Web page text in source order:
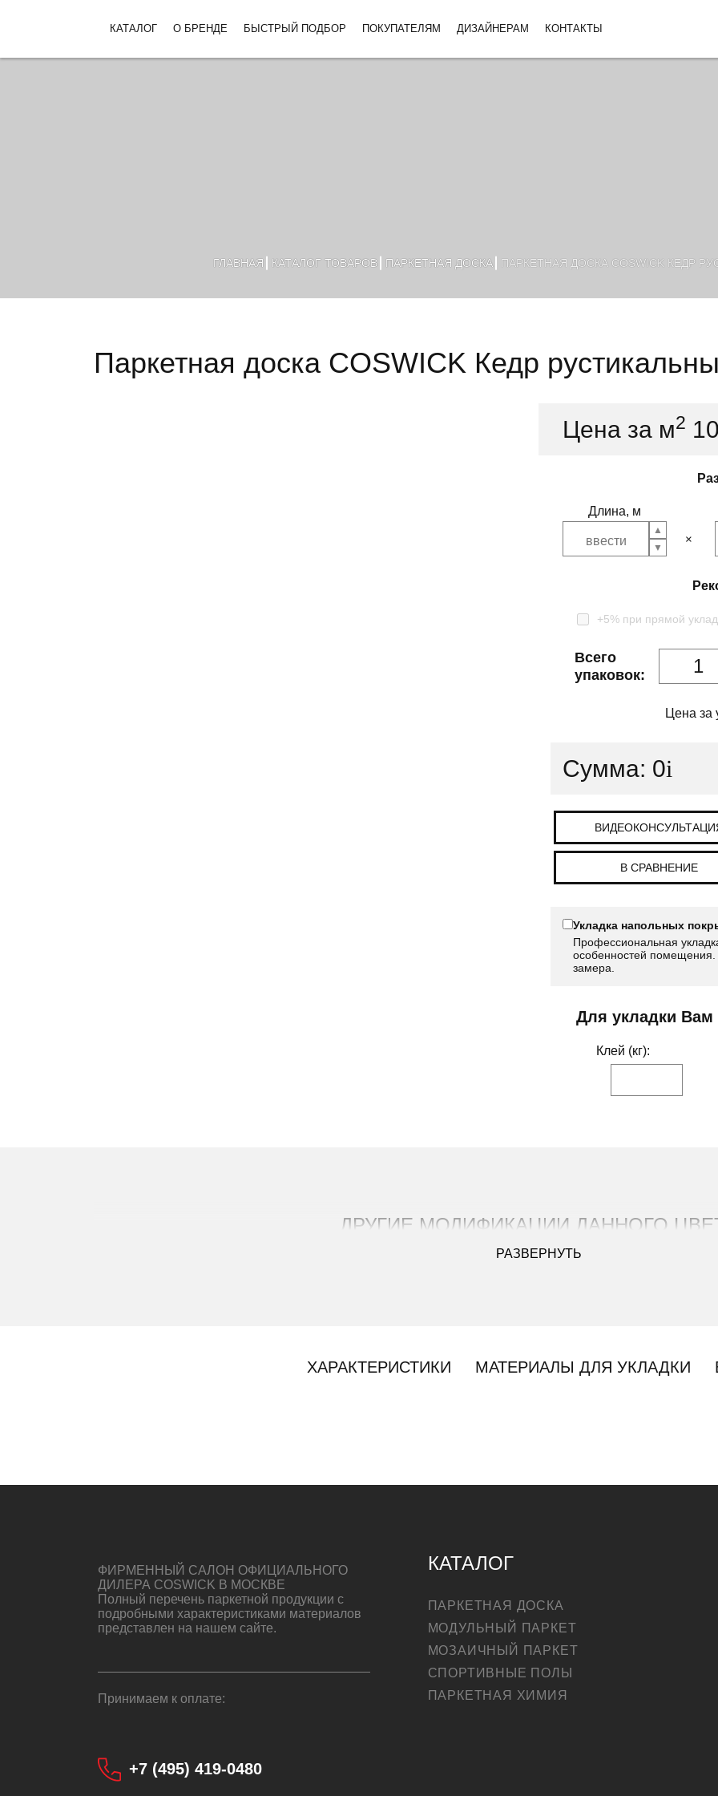
КАТАЛОГ О БРЕНДЕ БЫСТРЫЙ ПОДБОР ПОКУПАТЕЛЯМ ДИЗАЙНЕРАМ КОНТАКТЫ
ГЛАВНАЯ КАТАЛОГ ТОВАРОВ ПАРКЕТНАЯ ДОСКА ПАРКЕТНАЯ ДОСКА COSWICK КЕДР
Паркетная доска COSWICK Кедр
Цена за м2
Длина, м
+5% при прямой
Всего
упаковок:
Цена за
Сумма: 0i
В СРАВНЕНИЕ
Укладка напольных
Профессиональная
особенностей помещения.
замера.
Для укладки Вам
Клей (кг):
ДРУГИЕ МОДИФИКАЦИИ ДАННОГО
РАЗВЕРНУТЬ
ХАРАКТЕРИСТИКИ МАТЕРИАЛЫ ДЛЯ УКЛАДКИ
ФИРМЕННЫЙ САЛОН ОФИЦИАЛЬНОГО
ДИЛЕРА COSWICK В МОСКВЕ
Полный перечень паркетной продукции с
подробными характеристиками материалов
представлен на нашем сайте.
Принимаем к оплате:
+7 (495) 419-0480
КАТАЛОГ
ПАРКЕТНАЯ ДОСКА
МОДУЛЬНЫЙ ПАРКЕТ
МОЗАИЧНЫЙ ПАРКЕТ
СПОРТИВНЫЕ ПОЛЫ
ПАРКЕТНАЯ ХИМИЯ